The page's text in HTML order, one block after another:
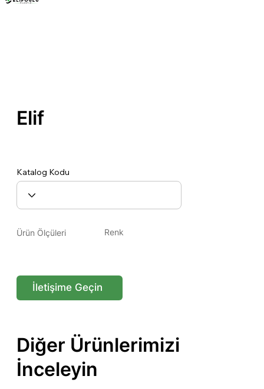
Elif
Katalog Kodu
Ürün Ölçüleri Renk
İletişime Geçin
Diğer Ürünlerimizi
İnceleyin